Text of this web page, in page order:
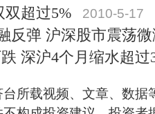
超过5% 2010-5-17
反弹 沪深股市震荡
深沪4个月缩水超过
所载视频、文章、数据